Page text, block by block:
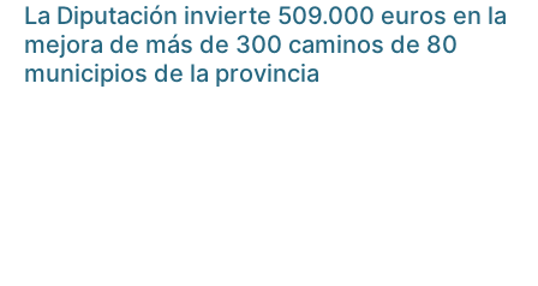
La Diputación invierte 509.000 euros en la
mejora de más de 300 caminos de 80
municipios de la provincia